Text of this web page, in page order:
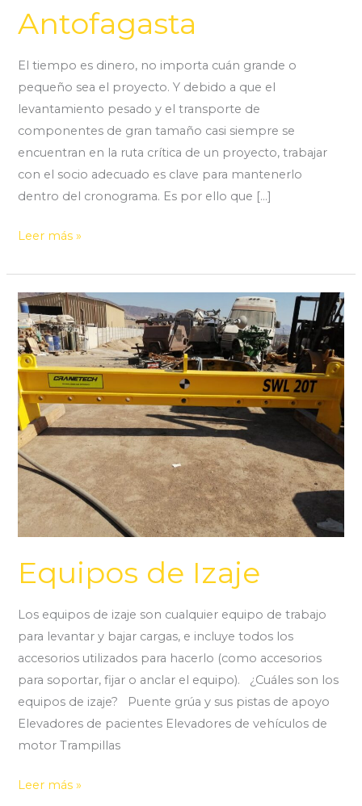
Antofagasta
El tiempo es dinero, no importa cuán grande o
pequeño sea el proyecto. Y debido a que el
levantamiento pesado y el transporte de
componentes de gran tamaño casi siempre se
encuentran en la ruta crítica de un proyecto, trabajar
con el socio adecuado es clave para mantenerlo
dentro del cronograma. Es por ello que […]
Leer más »
Equipos de Izaje
Los equipos de izaje son cualquier equipo de trabajo
para levantar y bajar cargas, e incluye todos los
accesorios utilizados para hacerlo (como accesorios
para soportar, fijar o anclar el equipo). ¿Cuáles son los
equipos de izaje? Puente grúa y sus pistas de apoyo
Elevadores de pacientes Elevadores de vehículos de
motor Trampillas
Equipos
de
Izaje
Leer más »